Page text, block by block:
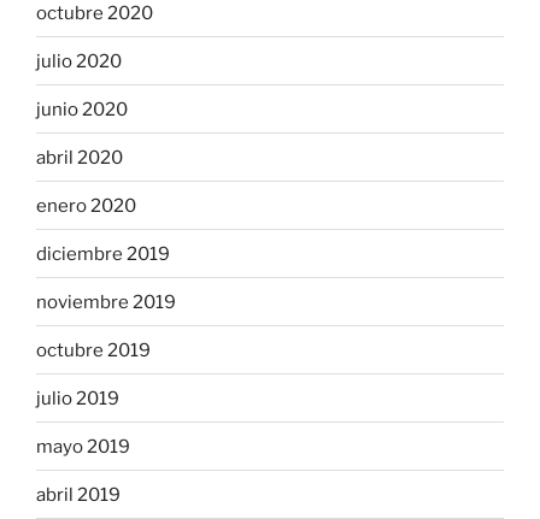
octubre 2020
julio 2020
junio 2020
abril 2020
enero 2020
diciembre 2019
noviembre 2019
octubre 2019
julio 2019
mayo 2019
abril 2019